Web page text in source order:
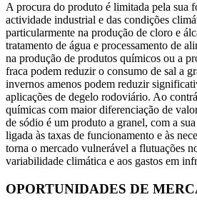
A procura do produto é limitada pela sua
actividade industrial e das condições
particularmente na produção de cloro e
tratamento de água e processamento de
na produção de produtos químicos ou a
fraca podem reduzir o consumo de sal a
invernos amenos podem reduzir
aplicações de degelo rodoviário. Ao
químicas com maior diferenciação de
de sódio é um produto a granel, com a
ligada às taxas de funcionamento e às
torna o mercado vulnerável a flutuações
variabilidade climática e aos gastos em
OPORTUNIDADES DE